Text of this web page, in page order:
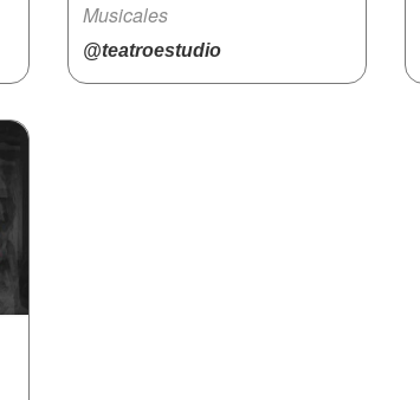
Musicales
@teatroestudio